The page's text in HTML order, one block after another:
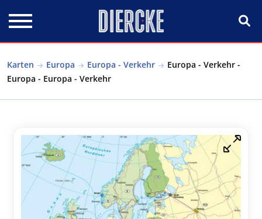
Karten Europa Europa - Verkehr
Europa - Verkehr -
Europa - Europa - Verkehr